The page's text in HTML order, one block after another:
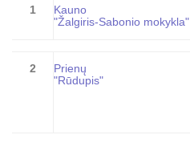
1
Kauno
"Žalgiris-Sabonio mokykla"
2
Prienų
"Rūdupis"